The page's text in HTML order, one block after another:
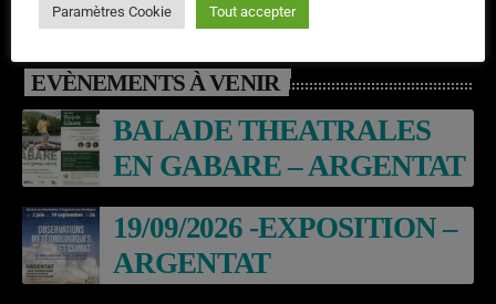
EVÈNEMENTS À VENIR
BALADE THEATRALES
EN GABARE – ARGENTAT
19/09/2026 -EXPOSITION –
ARGENTAT
Paramètres Cookie Tout accepter